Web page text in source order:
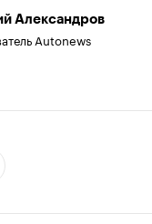
Александров
Autonews